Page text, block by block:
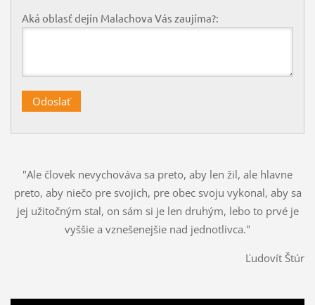
Aká oblasť dejín Malachova Vás zaujíma?:
"Ale človek nevychováva sa preto, aby len žil, ale hlavne
preto, aby niečo pre svojich, pre obec svoju vykonal, aby sa
jej užitočným stal, on sám si je len druhým, lebo to prvé je
vyššie a vznešenejšie nad jednotlivca."
Ľudovít Štúr